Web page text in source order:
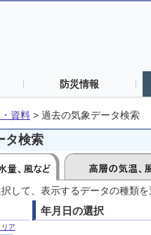
防災情報
資料 > 過去の気象データ検索
タ検索
して、表示するデータの種類を
ア
年月日の選択